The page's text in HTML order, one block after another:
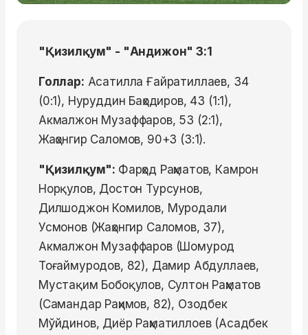
"Қизилқум" - "Андижон" 3:1
Голлар: Асатилла Ғайратиллаев, 34
(0:1), Нуруддин Баҳодиров, 43 (1:1),
Акмалжон Музаффаров, 53 (2:1),
Жаҳонгир Саломов, 90+3 (3:1).
"Қизилқум": Фарҳод Раҳматов, Камрон
Норқулов, Достон Турсунов,
Дилшоджон Комилов, Муродали
Усмонов (Жаҳонгир Саломов, 37),
Акмалжон Музаффаров (Шомурод
Тоғаймуродов, 82), Дамир Абдуллаев,
Мустақим Бобоқулов, Султон Раҳматов
(Самандар Раҳимов, 82), Озодбек
Мўйдинов, Диёр Раҳматиллоев (Асадбек